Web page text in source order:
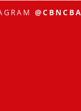
@CBNCBA